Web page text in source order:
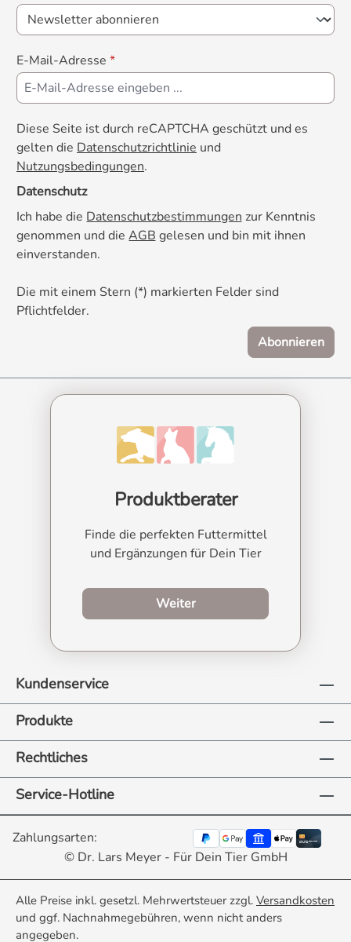
E-Mail-Adresse *
Diese Seite ist durch reCAPTCHA geschützt und es
gelten die Datenschutzrichtlinie und
Nutzungsbedingungen.
Datenschutz
Ich habe die Datenschutzbestimmungen zur Kenntnis
genommen und die AGB gelesen und bin mit ihnen
einverstanden.
Die mit einem Stern (*) markierten Felder sind
Pflichtfelder.
Abonnieren
Produktberater
Finde die perfekten Futtermittel
und Ergänzungen für Dein Tier
Weiterzum Produktberater
Kundenservice
Produkte
Rechtliches
Service-Hotline
Zahlungsarten:
© Dr. Lars Meyer - Für Dein Tier GmbH
Alle Preise inkl. gesetzl. Mehrwertsteuer zzgl. Versandkosten
und ggf. Nachnahmegebühren, wenn nicht anders
angegeben.